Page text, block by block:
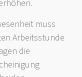
muss
Arbeitsstunde
die